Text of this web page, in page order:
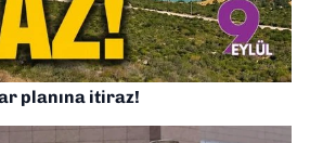
planına itiraz!